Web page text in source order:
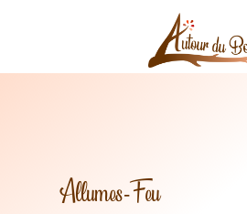
Allumes-Feu